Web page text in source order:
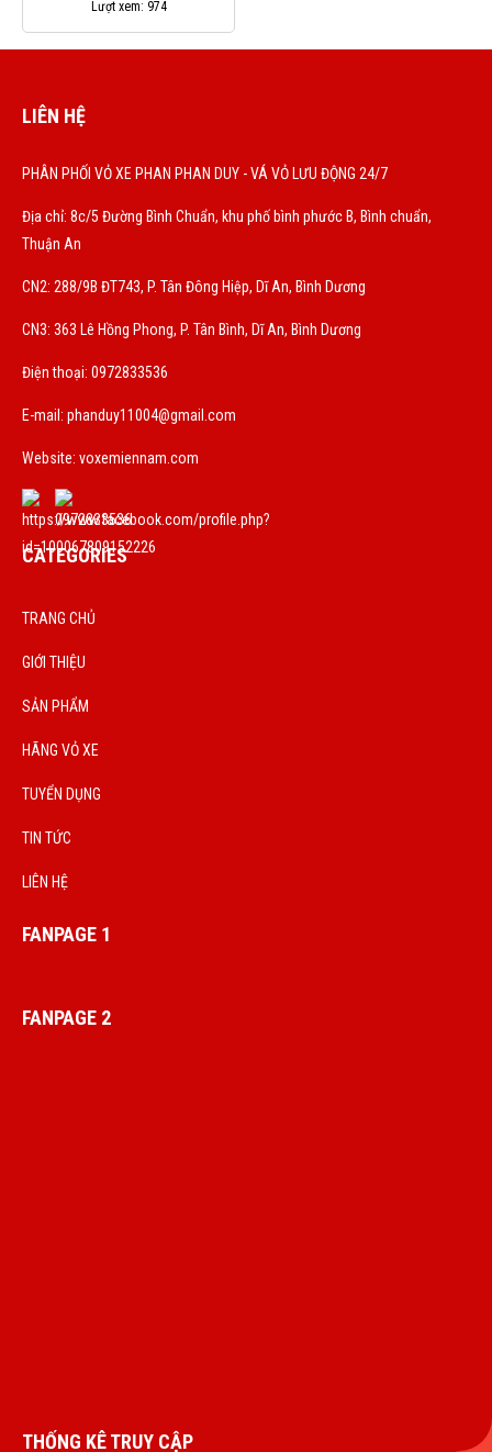
Lượt xem: 974
LIÊN HỆ
PHÂN PHỐI VỎ XE PHAN PHAN DUY - VÁ VỎ LƯU ĐỘNG 24/7
Địa chỉ: 8c/5 Đường Bình Chuẩn, khu phố bình phước B, Bình chuẩn,
Thuận An
CN2: 288/9B ĐT743, P. Tân Đông Hiệp, Dĩ An, Bình Dương
CN3: 363 Lê Hồng Phong, P. Tân Bình, Dĩ An, Bình Dương
Điện thoại: 0972833536
E-mail: phanduy11004@gmail.com
Website: voxemiennam.com
CATEGORIES
TRANG CHỦ
GIỚI THIỆU
SẢN PHẨM
HÃNG VỎ XE
TUYỂN DỤNG
TIN TỨC
LIÊN HỆ
FANPAGE 1
FANPAGE 2
THỐNG KÊ TRUY CẬP